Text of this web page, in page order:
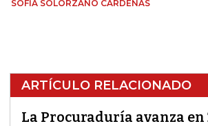
SOFÍA SOLÓRZANO CÁRDENAS
ARTÍCULO RELACIONADO
La Procuraduría avanza en